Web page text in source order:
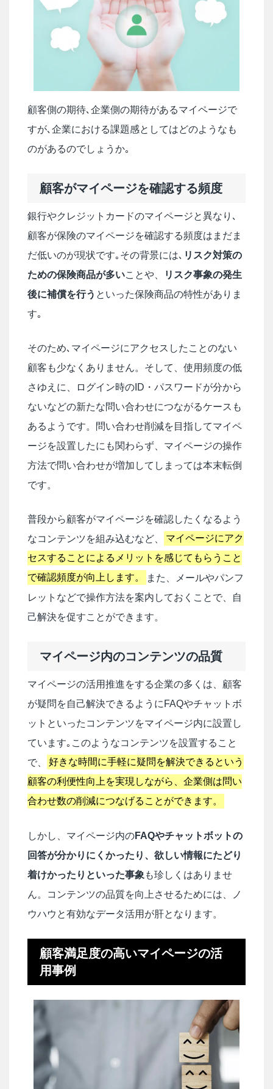
顧客側の期待､企業側の期待があるマイページで
すが､企業における課題感としてはどのようなも
のがあるのでしょうか｡
顧客がマイページを確認する頻度
銀行やクレジットカードのマイページと異なり､
顧客が保険のマイページを確認する頻度はまだま
だ低いのが現状です｡その背景には､ リスク対策の
ための保険商品が多いことや、
リスク事象の発生
後に補償を行う といった保険商品の特性がありま
す｡
そのため､マイページにアクセスしたことのない
顧客も少なくありません。そして、使用頻度の低
さゆえに、ログイン時のID・パスワードが分から
ないなどの新たな問い合わせにつながるケースも
あるようです。問い合わせ削減を目指してマイペ
ージを設置したにも関わらず、マイページの操作
方法で問い合わせが増加してしまっては本末転倒
です。
普段から顧客がマイページを確認したくなるよう
なコンテンツを組み込むなど、
マイページにアク
セスすることによるメリットを感じてもらうこと
で確認頻度が向上します。
また、メールやパンフ
レットなどで操作方法を案内しておくことで、自
己解決を促すことができます。
マイページ内のコンテンツの品質
マイページの活用推進をする企業の多くは、顧客
が疑問を自己解決できるようにFAQやチャットボ
ットといったコンテンツをマイページ内に設置し
ています｡このようなコンテンツを設置すること
で、
好きな時間に手軽に疑問を解決できるという
顧客の利便性向上を実現しながら、企業側は問い
合わせ数の削減につなげることができます。
しかし、マイページ内のFAQやチャットボットの
回答が分かりにくかったり、欲しい情報にたどり
着けかったりといった事象 も珍しくはありませ
ん。コンテンツの品質を向上させるためには、ノ
ウハウと有効なデータ活用が肝となります。
顧客満足度の高いマイページの活
用事例